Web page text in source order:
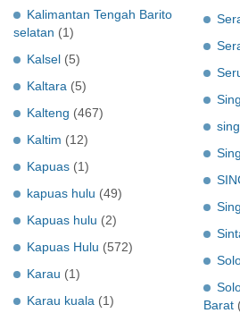
Kalimantan Tengah Barito
selatan (1)
Kalsel (5)
Kaltara (5)
Kalteng (467)
Kaltim (12)
Kapuas (1)
kapuas hulu (49)
Kapuas hulu (2)
Kapuas Hulu (572)
Karau (1)
Karau kuala (1)
Barat